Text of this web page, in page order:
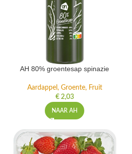
AH 80% groentesap spinazie
Aardappel, Groente, Fruit
€2,03
NAAR AH